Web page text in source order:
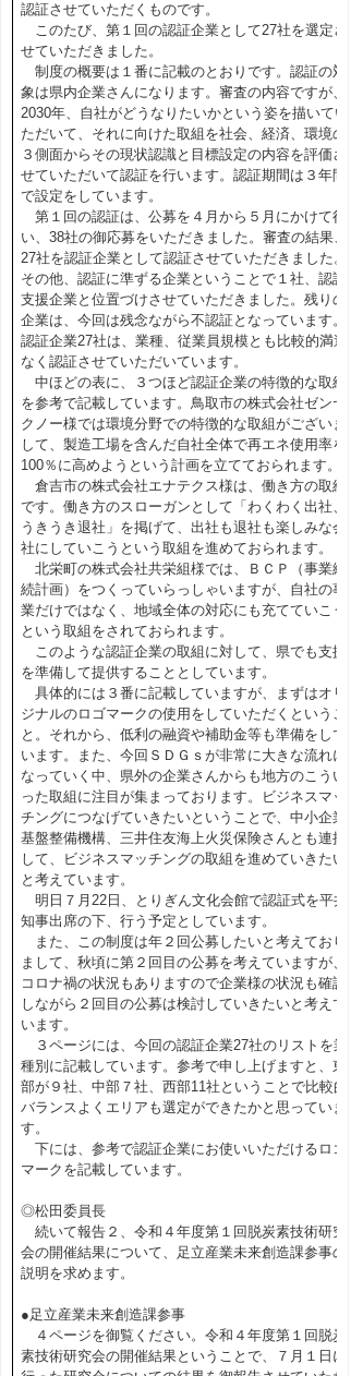
認証させていただくものです。
このたび、第１回の認証企業として27社を選定さ
せていただきました。
制度の概要は１番に記載のとおりです。認証の対
象は県内企業さんになります。審査の内容ですが、
2030年、自社がどうなりたいかという姿を描いてい
ただいて、それに向けた取組を社会、経済、環境の
３側面からその現状認識と目標設定の内容を評価さ
せていただいて認証を行います。認証期間は３年間
で設定をしています。
第１回の認証は、公募を４月から５月にかけて行
い、38社の御応募をいただきました。審査の結果、
27社を認証企業として認証させていただきました。
その他、認証に準ずる企業ということで１社、認証
支援企業と位置づけさせていただきました。残りの
企業は、今回は残念ながら不認証となっています。
認証企業27社は、業種、従業員規模とも比較的満遍
なく認証させていただいています。
中ほどの表に、３つほど認証企業の特徴的な取組
を参考で記載しています。鳥取市の株式会社ゼンヤ
クノー様では環境分野での特徴的な取組がございま
して、製造工場を含んだ自社全体で再エネ使用率を
100％に高めようという計画を立てておられます。
倉吉市の株式会社エナテクス様は、働き方の取組
です。働き方のスローガンとして「わくわく出社、
うきうき退社」を掲げて、出社も退社も楽しみな会
社にしていこうという取組を進めておられます。
北栄町の株式会社共栄組様では、ＢＣＰ（事業継
続計画）をつくっていらっしゃいますが、自社の事
業だけではなく、地域全体の対応にも充てていこう
という取組をされておられます。
このような認証企業の取組に対して、県でも支援
を準備して提供することとしています。
具体的には３番に記載していますが、まずはオリ
ジナルのロゴマークの使用をしていただくというこ
と。それから、低利の融資や補助金等も準備をして
います。また、今回ＳＤＧｓが非常に大きな流れに
なっていく中、県外の企業さんからも地方のこうい
った取組に注目が集まっております。ビジネスマッ
チングにつなげていきたいということで、中小企業
基盤整備機構、三井住友海上火災保険さんとも連携
して、ビジネスマッチングの取組を進めていきたい
と考えています。
明日７月22日、とりぎん文化会館で認証式を平井
知事出席の下、行う予定としています。
また、この制度は年２回公募したいと考えており
まして、秋頃に第２回目の公募を考えていますが、
コロナ禍の状況もありますので企業様の状況も確認
しながら２回目の公募は検討していきたいと考えて
います。
３ページには、今回の認証企業27社のリストを業
種別に記載しています。参考で申し上げますと、東
部が９社、中部７社、西部11社ということで比較的
バランスよくエリアも選定ができたかと思っていま
す。
下には、参考で認証企業にお使いいただけるロゴ
マークを記載しています。
◎松田委員長
続いて報告２、令和４年度第１回脱炭素技術研究
会の開催結果について、足立産業未来創造課参事の
説明を求めます。
●足立産業未来創造課参事
４ページを御覧ください。令和４年度第１回脱炭
素技術研究会の開催結果ということで、７月１日に